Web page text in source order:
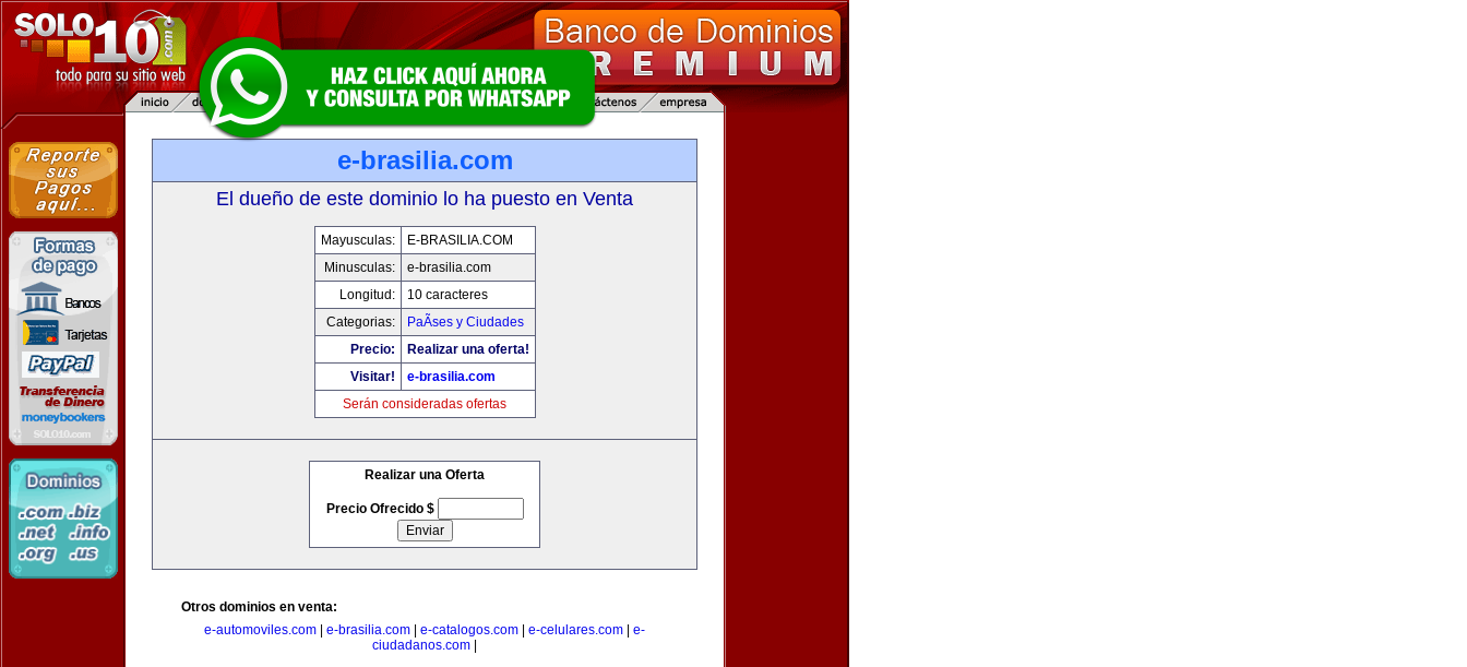
e-brasilia.com
El dueño de este dominio lo ha puesto en Venta
Mayusculas:
E-BRASILIA.COM
Minusculas:
e-brasilia.com
Longitud:
10 caracteres
Categorias:
PaÃ­ses y Ciudades
Precio:
Realizar una oferta!
Visitar!
e-brasilia.com
Serán consideradas ofertas
Realizar una Oferta
Precio Ofrecido $
Otros dominios en venta:
e-automoviles.com
e-brasilia.com e-catalogos.com e-celulares.com
e-
ciudadanos.com